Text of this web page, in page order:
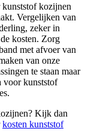
kozijnen
Vergelijken van
zeker in
kosten. Zorg
met afvoer van
van onze
te staan maar
voor kunststof
Kijk dan
kosten kunststof